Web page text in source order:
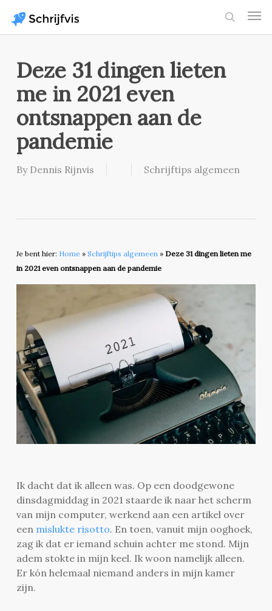
main
Deze 31 dingen lieten
me in 2021 even
ontsnappen aan de
pandemie
By Dennis Rijnvis Schrijftips algemeen
Je bent hier: Home» Schrijftips algemeen» Deze 31 dingen lieten me
in 2021 even ontsnappen aan de pandemie
Ik dacht dat ik alleen was. Op een doodgewone
dinsdagmiddag in 2021 staarde ik naar het scherm
van mijn computer, werkend aan een artikel over
eenmislukte risotto. En toen, vanuit mijn ooghoek,
zag ik dat er iemand schuin achter me stond. Mijn
adem stokte in mijn keel. Ik woon namelijk alleen.
Er kón helemaal niemand anders in mijn kamer
zijn.